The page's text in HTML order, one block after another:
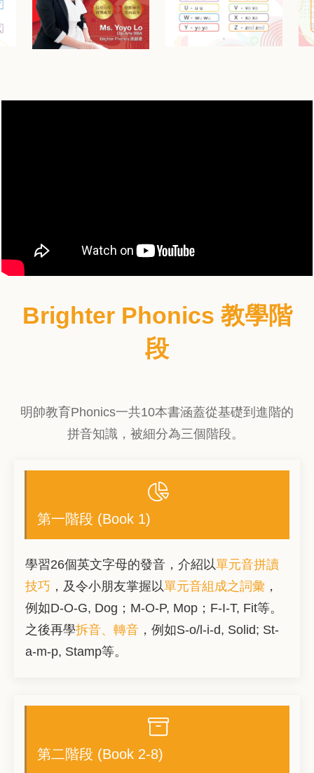
Brighter Phonics 教學階
段
明帥教育Phonics一共10本書涵蓋從基礎到進階的
拼音知識，被細分為三個階段。
第一階段 (Book 1)
學習26個英文字母的發音，介紹以單元音拼讀
技巧 ，及令小朋友掌握以單元音組成之詞彙 ，
例如D-O-G, Dog；M-O-P, Mop；F-I-T, Fit等。
之後再學拆音、轉音 ，例如S-o/l-i-d, Solid; St-
a-m-p, Stamp等。
第二階段 (Book 2-8)